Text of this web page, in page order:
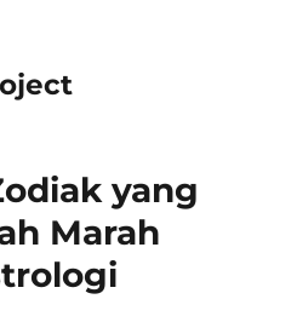
yang
Marah